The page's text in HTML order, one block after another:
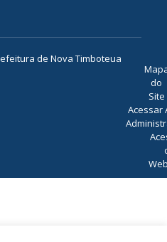
Prefeitura de Nova Timboteua
do
Site
Acessar